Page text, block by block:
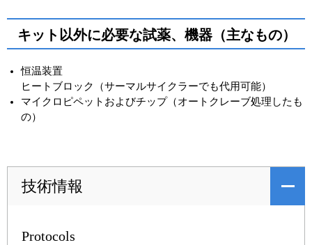
キット以外に必要な試薬、機器（主なもの）
恒温装置
ヒートブロック（サーマルサイクラーでも代用可能）
マイクロピペットおよびチップ（オートクレーブ処理したも
の）
技術情報
Protocols